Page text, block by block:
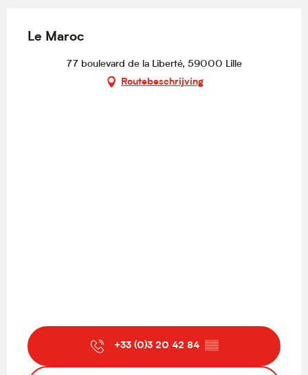
Le Maroc
77 boulevard de la Liberté, 59000 Lille
Routebeschrijving
+33 (0)3 20 42 84 ▒▒